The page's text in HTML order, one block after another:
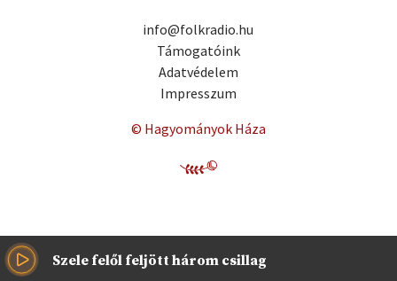
info@folkradio.hu
Támogatóink
Adatvédelem
Impresszum
© Hagyományok Háza
Szele felől feljött három csillag